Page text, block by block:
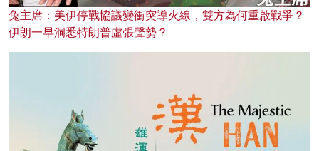
兔主席：美伊停戰協議變衝突導火線，雙方為何重啟戰爭？
伊朗一早洞悉特朗普虛張聲勢？